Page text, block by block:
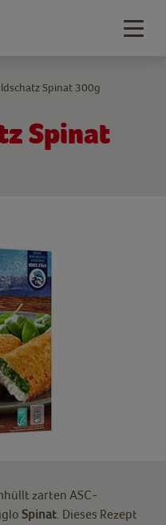
Spinat
Spinat 300g
zarten ASC-
Spinat . Dieses Rezept